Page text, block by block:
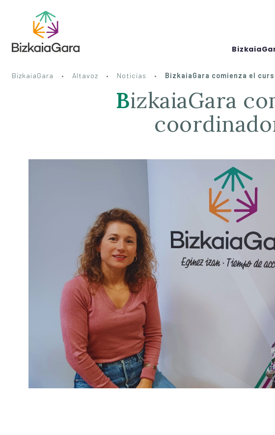
BizkaiaGara Altavoz Noticias BizkaiaGara comienza el
BizkaiaGara comienza el curso con nueva